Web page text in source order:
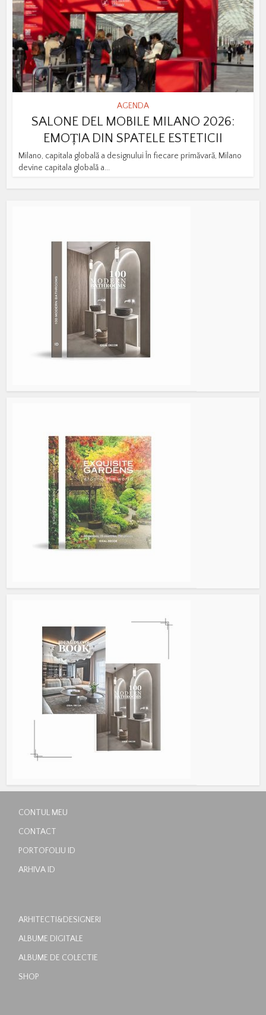
AGENDA
SALONE DEL MOBILE MILANO 2026:
EMOȚIA DIN SPATELE ESTETICII
Milano, capitala globală a designului În fiecare primăvară, Milano
devine capitala globală a...
CONTUL MEU
CONTACT
PORTOFOLIU ID
ARHIVA ID
ARHITECTI&DESIGNERI
ALBUME DIGITALE
ALBUME DE COLECTIE
SHOP